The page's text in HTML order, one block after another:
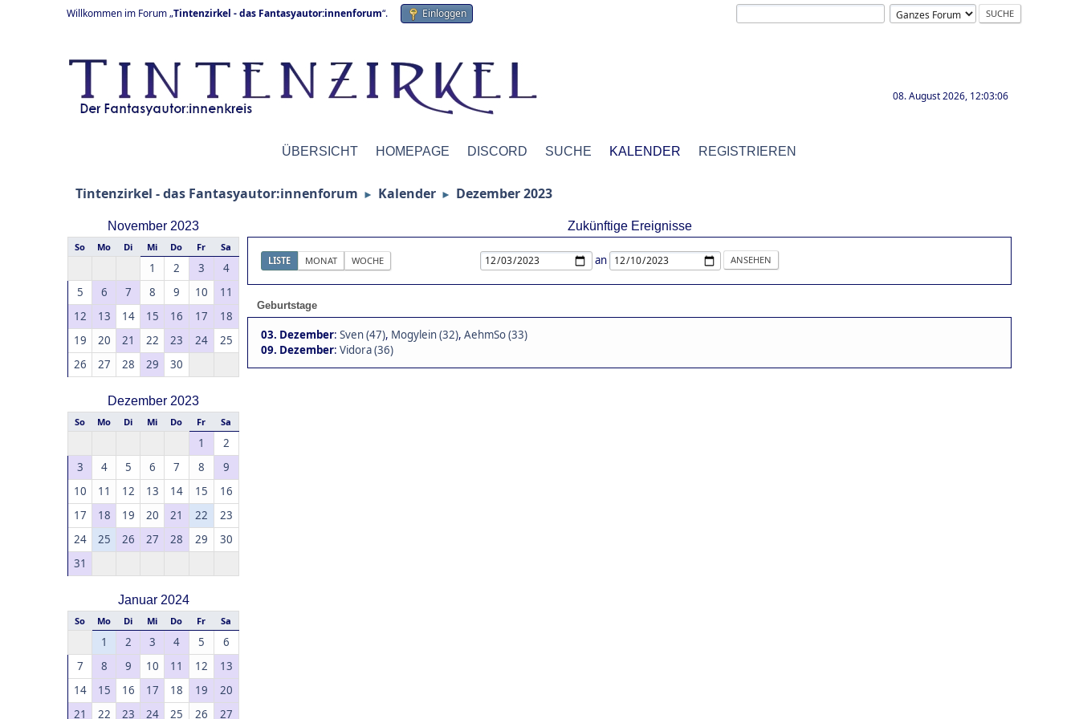
Willkommen im Forum „Tintenzirkel - das Fantasyautor:innenforum“. Einloggen
08. August 2026, 12:03:06
ÜBERSICHT HOMEPAGE DISCORD SUCHE KALENDER REGISTRIEREN
Tintenzirkel - das Fantasyautor:innenforum ► Kalender ► Dezember 2023
November 2023
So Mo Di Mi Do Fr Sa
1 2 3
4
5
6 7 8 9 10
11
12
13 14 15 16 17
18
19
20 21 22 23 24
25
26
27 28 29 30
Dezember 2023
So Mo Di Mi Do Fr Sa
1
2
3
4 5 6 7 8
9
10
11 12 13 14 15
16
17
18 19 20 21 22
23
24
25 26 27 28 29
30
31
Januar 2024
So Mo Di Mi Do Fr Sa
1 2 3 4 5
6
7
8 9 10 11 12
13
14
15 16 17 18 19
20
21
22 23 24 25 26 27
Zukünftige Ereignisse
LISTE MONAT WOCHE an
Geburtstage
03. Dezember: Sven (47), Mogylein (32), AehmSo (33)
09. Dezember: Vidora (36)